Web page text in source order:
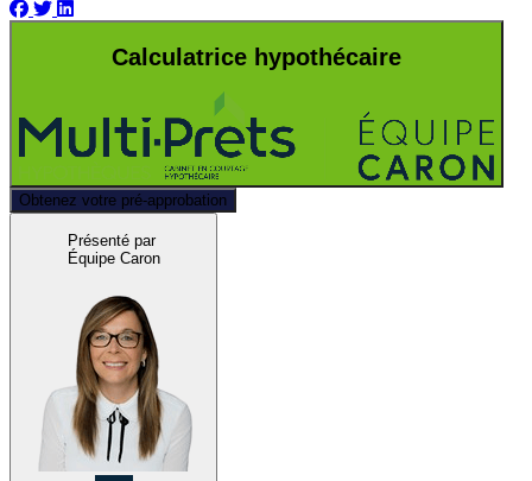
Calculatrice hypothécaire
Obtenez votre pré-approbation
Présenté par
Équipe Caron